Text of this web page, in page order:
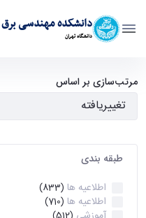
دانشکده مهندسی برق
دانشگاه تهران
آرشیو اطلاعیه ها - ece- دانشکده مهندسی برق و کامپیوتر
مرتب‌سازی بر اساس
طبقه بندی
اطلاعیه ها (833)
اطلاعیه ها (710)